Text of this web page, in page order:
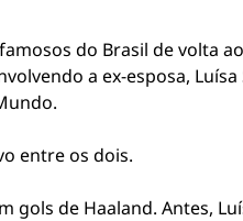
do Brasil de volta
a ex-esposa, Luísa
entre os dois.
de Haaland. Antes,